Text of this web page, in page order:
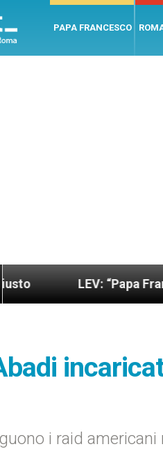
PAPA FRANCESCO
LEV: “Papa Francesco.
i raid americani